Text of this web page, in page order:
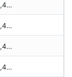
44,475 zł
44,475 zł
44,425 zł
44,425 zł